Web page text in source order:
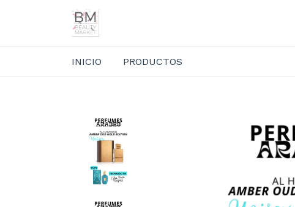
INICIO PRODUCTOS